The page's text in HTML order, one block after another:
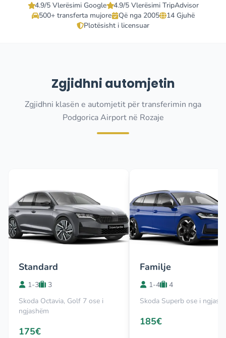
4.9/5 Vlerësimi Google
4.9/5 Vlerësimi TripAdvisor
500+ transferta mujore
Që nga 2005
14 Gjuhë
Plotësisht i licensuar
Zgjidhni automjetin
Zgjidhni klasën e automjetit për transferimin nga
Podgorica Airport në Rozaje
Standard
1-3
3
Skoda Octavia, Golf 7 ose i
ngjashëm
175€
Familje
1-4
4
Skoda Superb ose i
185€